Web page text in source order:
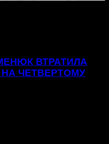
ВТРАТИЛА
НА ЧЕТВЕРТОМУ